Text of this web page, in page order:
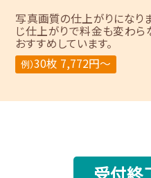
写真画質の仕上がりになり
じ仕上がりで料金も変わら
おすすめしています。
例）30枚 7,772円～